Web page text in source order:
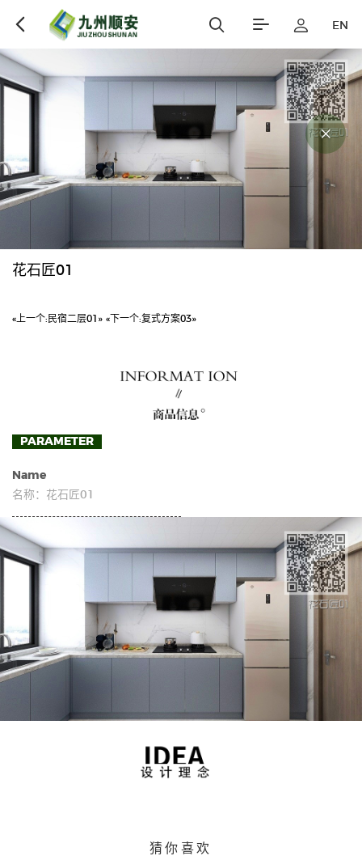
民用家具 沈阳板材
EN
花石匠01
«上一个: 民宿二层01» «下一个:复式方案03»
PARAMETER
Name
名称： 花石匠01
猜你喜欢